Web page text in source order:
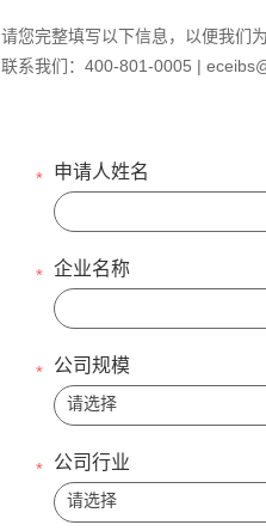
请您完整填写以下信息，以便我们
联系我们：400-801-0005 |
申请人姓名
企业名称
公司规模
公司行业